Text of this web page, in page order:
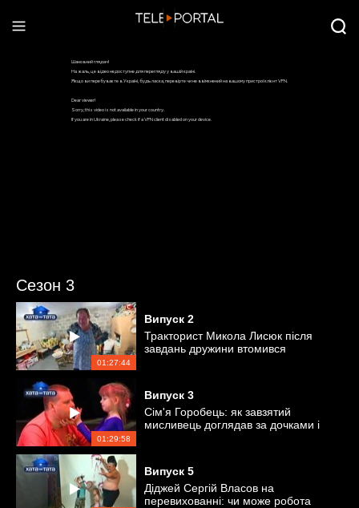
Сезон 3
01:27:44
Випуск 2
Тракторист Микола Лисюк після
завдань дружини втомився
01:29:58
Випуск 3
Сім'я Горобець: як завзятий
мисливець доглядав за дочками і
Випуск 5
Діджей Сергій Власов на
перевихованні: чи може робота